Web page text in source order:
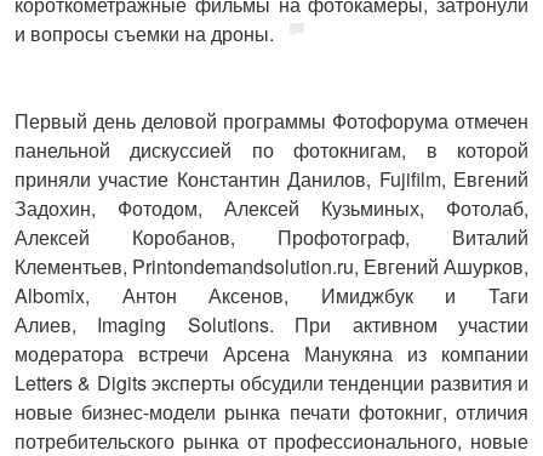
и вопросы съемки на дроны.
Первый день деловой программы Фотофорума отмечен
панельной дискуссией по фотокнигам, в которой
приняли участие Константин Данилов, Fujifilm, Евгений
Задохин, Фотодом, Алексей Кузьминых, Фотолаб,
Алексей Коробанов, Профотограф, Виталий
Клементьев, Printondemandsolution.ru, Евгений Ашурков,
Albomix, Антон Аксенов, Имиджбук и Таги
Алиев, Imaging Solutions. При активном участии
модератора встречи Арсена Манукяна из компании
Letters & Digits эксперты обсудили тенденции развития и
новые бизнес-модели рынка печати фотокниг, отличия
потребительского рынка от профессионального, новые